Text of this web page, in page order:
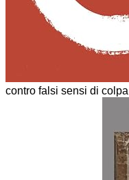
contro falsi sensi di colpa